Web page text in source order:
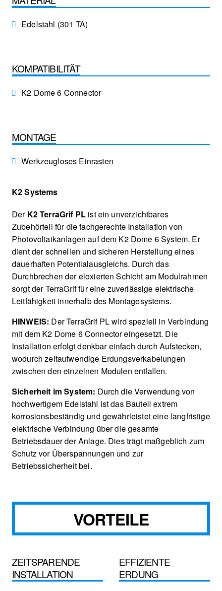
Edelstahl (301 TA)
KOMPATIBILITÄT
K2 Dome 6 Connector
MONTAGE
Werkzeugloses Einrasten
K2 Systems
Der K2 TerraGrif PL ist ein unverzichtbares
Zubehörteil für die fachgerechte Installation von
Photovoltaikanlagen auf dem K2 Dome 6 System. Er
dient der schnellen und sicheren Herstellung eines
dauerhaften Potentialausgleichs. Durch das
Durchbrechen der eloxierten Schicht am Modulrahmen
sorgt der TerraGrif für eine zuverlässige elektrische
Leitfähigkeit innerhalb des Montagesystems.
HINWEIS: Der TerraGrif PL wird speziell in Verbindung
mit dem K2 Dome 6 Connector eingesetzt. Die
Installation erfolgt denkbar einfach durch Aufstecken,
wodurch zeitaufwendige Erdungsverkabelungen
zwischen den einzelnen Modulen entfallen.
Sicherheit im System: Durch die Verwendung von
hochwertigem Edelstahl ist das Bauteil extrem
korrosionsbeständig und gewährleistet eine langfristige
elektrische Verbindung über die gesamte
Betriebsdauer der Anlage. Dies trägt maßgeblich zum
Schutz vor Überspannungen und zur
Betriebssicherheit bei.
VORTEILE
ZEITSPARENDE
INSTALLATION
EFFIZIENTE
ERDUNG